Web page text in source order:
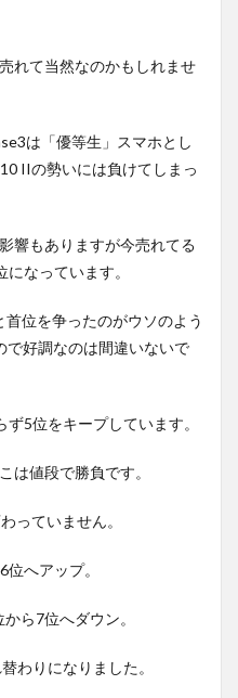
れて当然なのかもしれませ
は「優等生」スマホとし
IIの勢いには負けてしまっ
響もありますが今売れてる
なっています。
位を争ったのがウソのよう
で好調なのは間違いないで
5位をキープしています。
は値段で勝負です。
っていません。
へアップ。
ら7位へダウン。
わりになりました。